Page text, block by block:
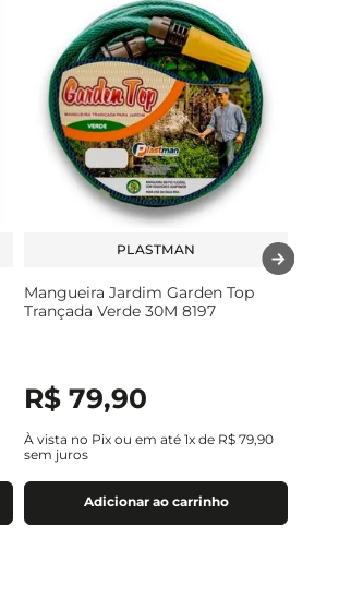
PLASTMAN
Mangueira Jardim Garden Top
Trançada Verde 30M 8197
R$ 79,90
À vista no Pix ou em até 1x de R$ 79,90
sem juros
Adicionar ao carrinho